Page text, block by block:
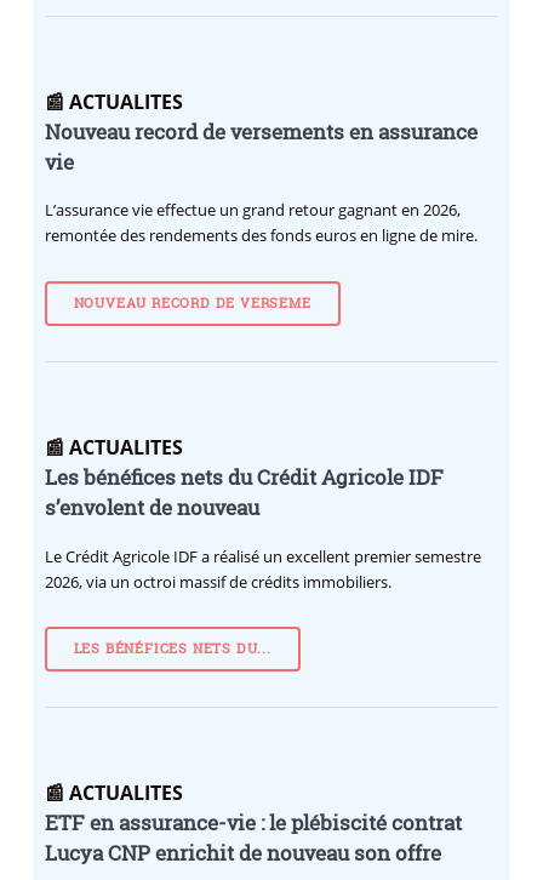
📰 ACTUALITES
Nouveau record de versements en assurance
vie
L’assurance vie effectue un grand retour gagnant en 2026,
remontée des rendements des fonds euros en ligne de mire.
NOUVEAU RECORD DE VERSEME
📰 ACTUALITES
Les bénéfices nets du Crédit Agricole IDF
s’envolent de nouveau
Le Crédit Agricole IDF a réalisé un excellent premier semestre
2026, via un octroi massif de crédits immobiliers.
LES BÉNÉFICES NETS DU...
📰 ACTUALITES
ETF en assurance-vie : le plébiscité contrat
Lucya CNP enrichit de nouveau son offre